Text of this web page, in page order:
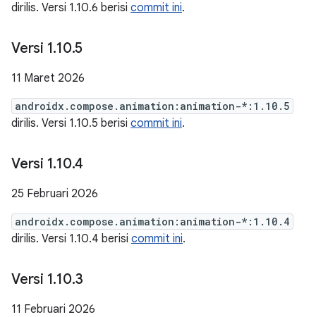
dirilis. Versi 1.10.6 berisi commit ini.
Versi 1.10.5
11 Maret 2026
androidx.compose.animation:animation-*:1.10.5
dirilis. Versi 1.10.5 berisi commit ini.
Versi 1.10.4
25 Februari 2026
androidx.compose.animation:animation-*:1.10.4
dirilis. Versi 1.10.4 berisi commit ini.
Versi 1.10.3
11 Februari 2026